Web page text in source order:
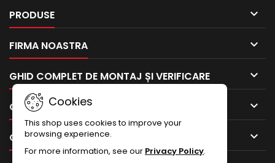
PRODUSE 
FIRMA NOASTRA 
GHID COMPLET DE MONTAJ ȘI VERIFICARE 
CONTUL TAU 
CONTACTEAZA-NE 
Cookies
This shop uses cookies to improve your
browsing experience.
For more information, see our Privacy Policy.